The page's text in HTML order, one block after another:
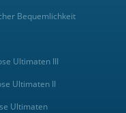
Bequemlichkeit
Ultimaten III
Ultimaten II
Ultimaten